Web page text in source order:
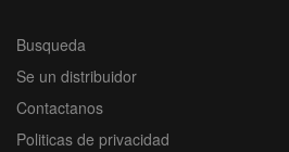
Busqueda
Se un distribuidor
Contactanos
Politicas de privacidad